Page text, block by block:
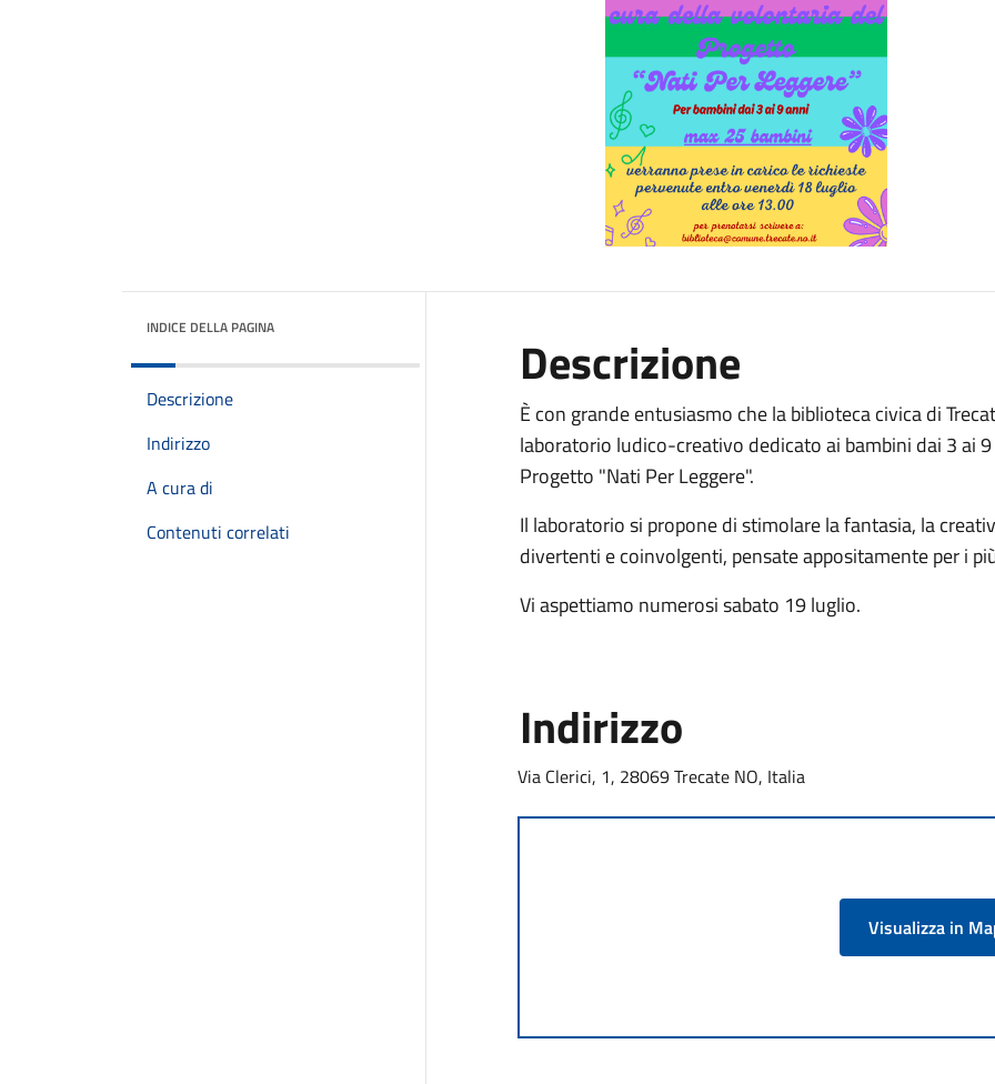
INDICE DELLA PAGINA
Descrizione
Indirizzo
A cura di
Contenuti correlati
Descrizione
È con grande entusiasmo che la biblioteca civica di
laboratorio ludico-creativo dedicato ai bambini dai 3 ai
Progetto "Nati Per Leggere".
Il laboratorio si propone di stimolare la fantasia, la
divertenti e coinvolgenti, pensate appositamente per i
Vi aspettiamo numerosi sabato 19 luglio.
Indirizzo
Via Clerici, 1, 28069 Trecate NO, Italia
Visualizza in